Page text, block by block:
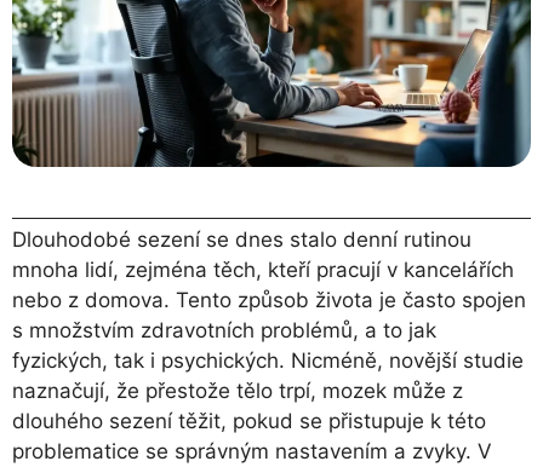
Dlouhodobé sezení se dnes stalo denní rutinou
mnoha lidí, zejména těch, kteří pracují v kancelářích
nebo z domova. Tento způsob života je často spojen
s množstvím zdravotních problémů, a to jak
fyzických, tak i psychických. Nicméně, novější studie
naznačují, že přestože tělo trpí, mozek může z
dlouhého sezení těžit, pokud se přistupuje k této
problematice se správným nastavením a zvyky. V